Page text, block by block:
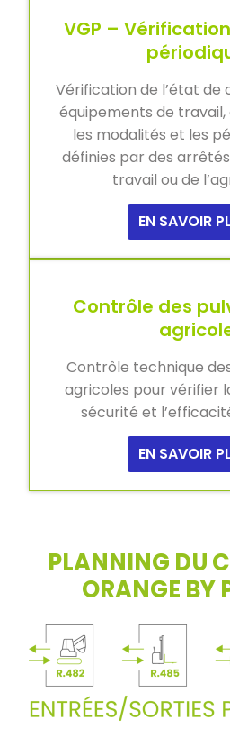
VGP –
Vérification de l’état de
équipements de
les modalités et les
définies par des
travail ou de
EN SAVOIR
Contrôle des
Contrôle technique
agricoles pour vérifier
sécurité et
EN SAVOIR
PLANNING DU
ORANGE BY